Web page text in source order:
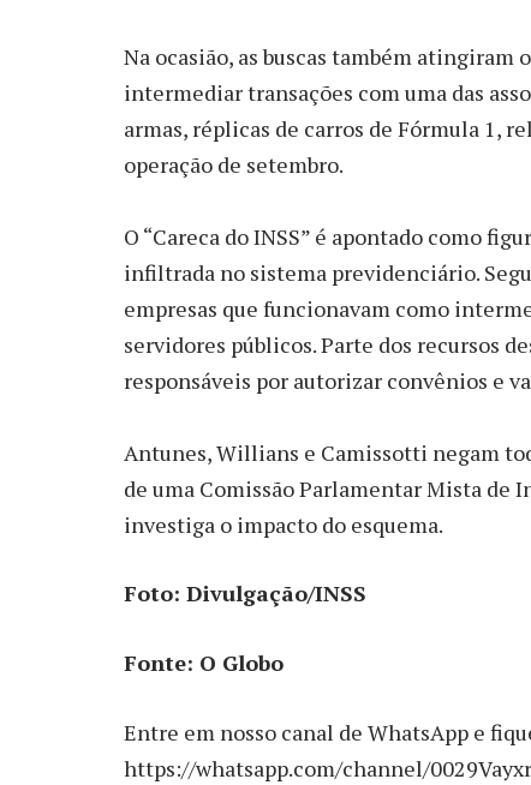
Na ocasião, as buscas também
intermediar transações com uma das
armas, réplicas de carros de Fórmula 1,
operação de setembro.
O “Careca do INSS” é apontado como
infiltrada no sistema previdenciário.
empresas que funcionavam como
servidores públicos. Parte dos recursos
responsáveis por autorizar convênios e
Antunes, Willians e Camissotti negam
de uma Comissão Parlamentar Mista de
investiga o impacto do esquema.
Foto: Divulgação/INSS
Fonte: O Globo
Entre em nosso canal de WhatsApp e
https://whatsapp.com/channel/